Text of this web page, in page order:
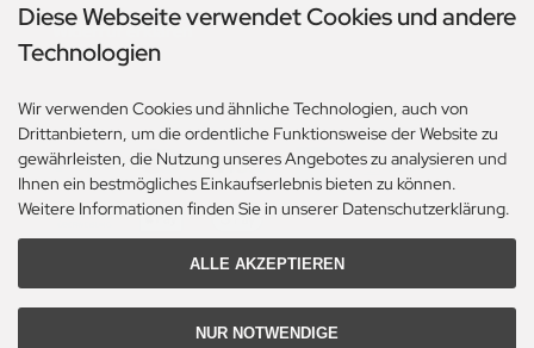
Widerruf erklären
Zahlungsarten
Diese Webseite verwendet Cookies und andere
Technologien
Wir verwenden Cookies und ähnliche Technologien, auch von
Drittanbietern, um die ordentliche Funktionsweise der Website zu
gewährleisten, die Nutzung unseres Angebotes zu analysieren und
Ihnen ein bestmögliches Einkaufserlebnis bieten zu können.
Weitere Informationen finden Sie in unserer Datenschutzerklärung.
ALLE AKZEPTIEREN
NUR NOTWENDIGE